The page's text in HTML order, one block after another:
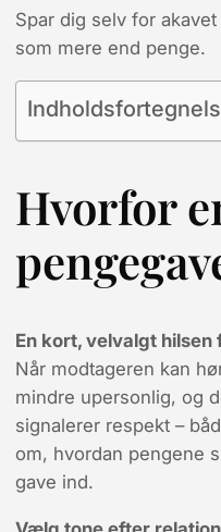
Spar dig selv for
som mere end penge.
Hvorfor
En kort, velvalgt
Når modtageren kan
mindre upersonlig, og
signalerer respekt –
om, hvordan pengene
gave ind.